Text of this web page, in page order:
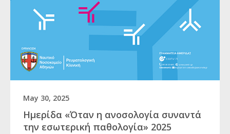
May 30, 2025
Ημερίδα «Όταν η ανοσολογία συναντά
την εσωτερική παθολογία» 2025